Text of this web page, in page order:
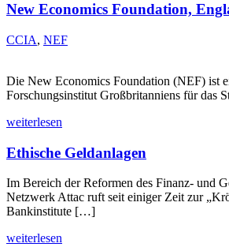
New Economics Foundation,
CCIA, NEF
Die New Economics Foundation (NEF) ist
Forschungsinstitut Großbritanniens für das
weiterlesen
Ethische Geldanlagen
Im Bereich der Reformen des Finanz- und
Netzwerk Attac ruft seit einiger Zeit zur
Bankinstitute […]
weiterlesen